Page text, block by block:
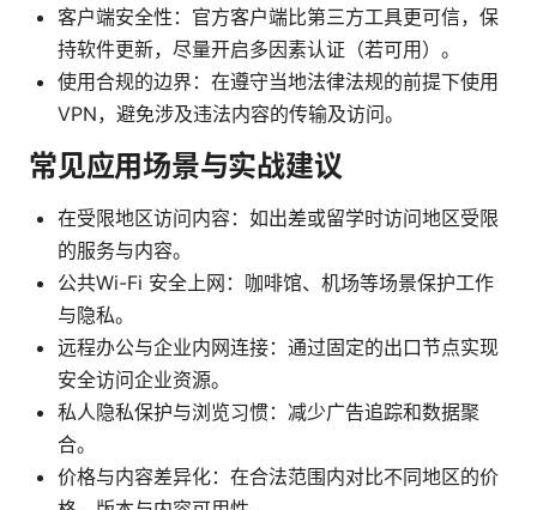
客户端安全性：官方客户端比第三方工具更可信，保
持软件更新，尽量开启多因素认证（若可用）。
使用合规的边界：在遵守当地法律法规的前提下使用
VPN，避免涉及违法内容的传输及访问。
常见应用场景与实战建议
在受限地区访问内容：如出差或留学时访问地区受限
的服务与内容。
公共Wi-Fi 安全上网：咖啡馆、机场等场景保护工作
与隐私。
远程办公与企业内网连接：通过固定的出口节点实现
安全访问企业资源。
私人隐私保护与浏览习惯：减少广告追踪和数据聚
合。
价格与内容差异化：在合法范围内对比不同地区的价